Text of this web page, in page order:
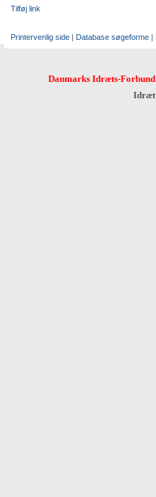
Tilføj link
Printervenlig side | Database søgeforme |
Danmarks Idræts-Forbund